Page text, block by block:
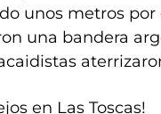
unos metros
una bandera
en Las Toscas!